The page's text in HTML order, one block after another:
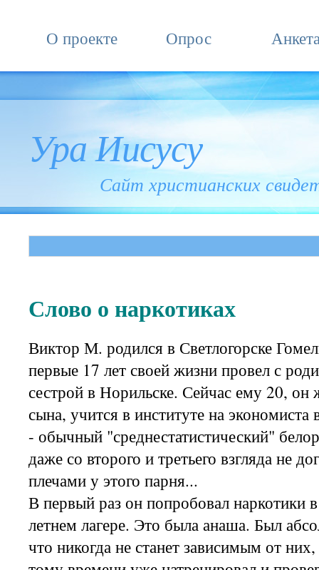
О проекте Опрос
Ура Иисусу
Сайт христианских
Слово о наркотиках
Виктор М. родился в Светлогорске
первые 17 лет своей жизни провел с
сестрой в Норильске. Сейчас ему 20, он
сына, учится в институте на
- обычный "среднестатистический"
даже со второго и третьего взгляда не
плечами у этого парня...
В первый раз он попробовал наркотики
летнем лагере. Это была анаша. Был
что никогда не станет зависимым от